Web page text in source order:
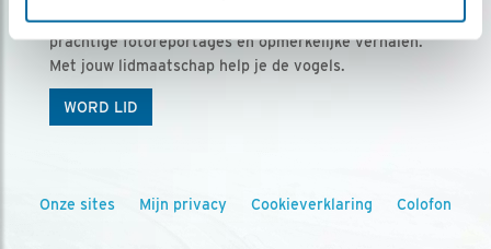
Vogels is het tijdschrift voor onze leden, met
prachtige fotoreportages en opmerkelijke verhalen.
Met jouw lidmaatschap help je de vogels.
WORD LID
Onze sites Mijn privacy Cookieverklaring Colofon